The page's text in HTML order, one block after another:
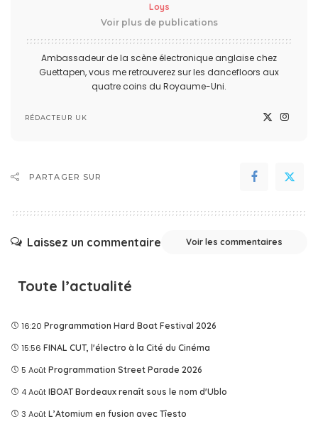
Loys
Voir plus de publications
Ambassadeur de la scène électronique anglaise chez
Guettapen, vous me retrouverez sur les dancefloors aux
quatre coins du Royaume-Uni.
RÉDACTEUR UK
PARTAGER SUR
Laissez un commentaire Voir les commentaires
Toute l’actualité
16:20 Programmation Hard Boat Festival 2026
15:56 FINAL CUT, l'électro à la Cité du Cinéma
5 Août Programmation Street Parade 2026
4 Août IBOAT Bordeaux renaît sous le nom d'Ublo
3 Août L’Atomium en fusion avec Tîesto